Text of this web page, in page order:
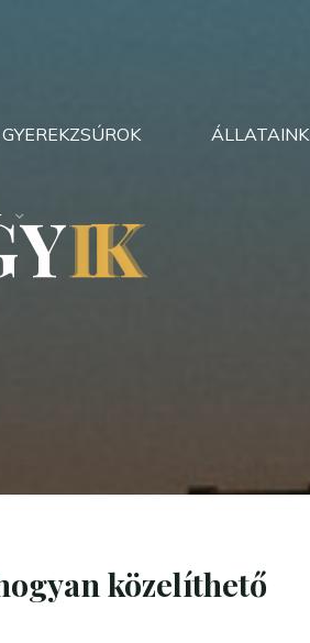
ÁLLATAINK
YI
IK
K
közelíthető